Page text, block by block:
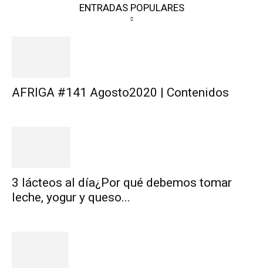
ENTRADAS POPULARES
AFRIGA #141 Agosto2020 | Contenidos
3 lácteos al día¿Por qué debemos tomar
leche, yogur y queso...